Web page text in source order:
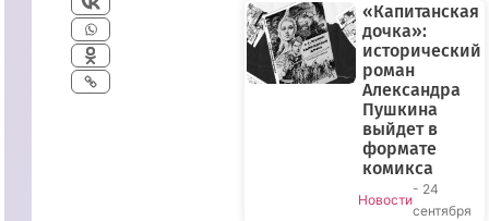
ПРЯМОЙ
ЭФИР
«Капитанская
дочка»:
исторический
роман
Александра
Пушкина
выйдет в
формате
комикса
Новости
- 24
сентября